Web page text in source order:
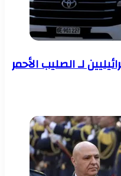
لـ الصليب الأحمر